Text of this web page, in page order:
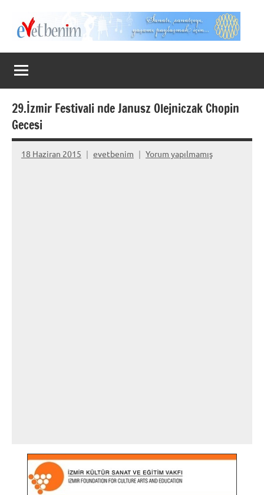
Evet
Benim
29.İzmir Festivali nde Janusz Olejniczak Chopin
Gecesi
18 Haziran 2015 evetbenim Yorum yapılmamış